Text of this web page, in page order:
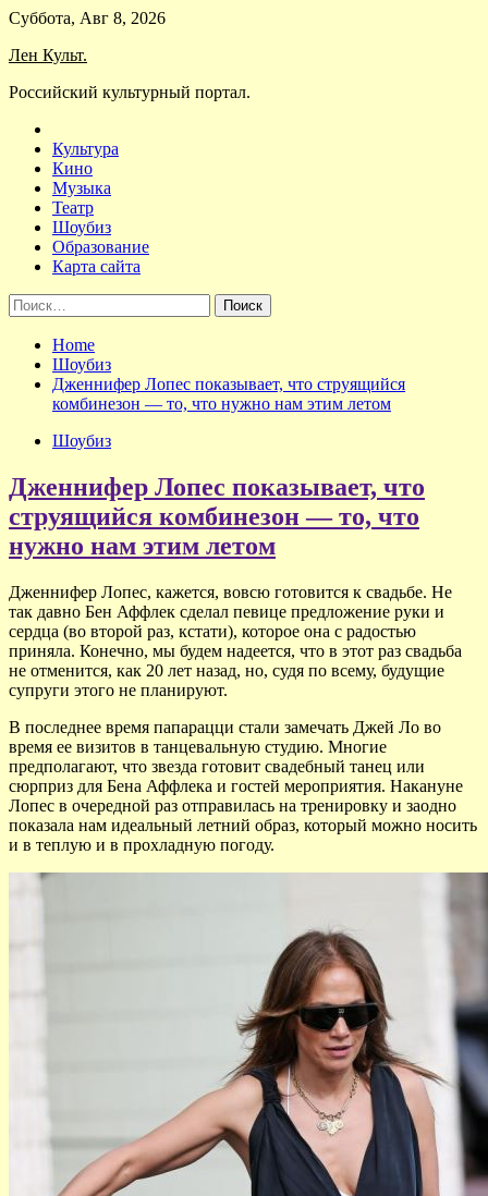
Skip
content
Суббота, Авг 8, 2026
Лен Культ.
Российский культурный портал.
Культура
Кино
Музыка
Театр
Шоубиз
Образование
Карта сайта
Найти:
Home
Шоубиз
Дженнифер Лопес показывает, что струящийся
комбинезон — то, что нужно нам этим летом
Шоубиз
Дженнифер Лопес показывает, что
струящийся комбинезон — то, что
нужно нам этим летом
Дженнифер Лопес, кажется, вовсю готовится к свадьбе. Не
так давно Бен Аффлек сделал певице предложение руки и
сердца (во второй раз, кстати), которое она с радостью
приняла. Конечно, мы будем надеется, что в этот раз свадьба
не отменится, как 20 лет назад, но, судя по всему, будущие
супруги этого не планируют.
В последнее время папарацци стали замечать Джей Ло во
время ее визитов в танцевальную студию. Многие
предполагают, что звезда готовит свадебный танец или
сюрприз для Бена Аффлека и гостей мероприятия. Накануне
Лопес в очередной раз отправилась на тренировку и заодно
показала нам идеальный летний образ, который можно носить
и в теплую и в прохладную погоду.